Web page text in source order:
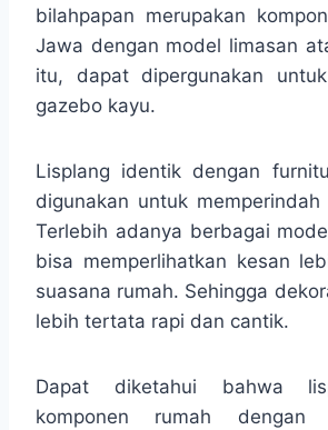
bilahpapan merupakan
Jawa dengan model limasan
itu, dapat dipergunakan
gazebo kayu.
Lisplang identik dengan
digunakan untuk
Terlebih adanya berbagai
bisa memperlihatkan kesan
suasana rumah. Sehingga
lebih tertata rapi dan cantik.
Dapat diketahui bahwa
komponen rumah dengan